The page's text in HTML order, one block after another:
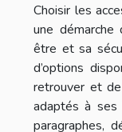
Choisir les
une démarche
être et sa
d’options
retrouver et
adaptés à ses
paragraphes,